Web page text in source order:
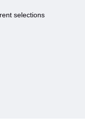
selections